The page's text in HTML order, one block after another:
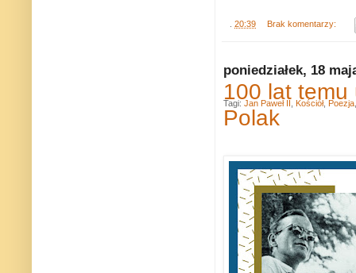
20:39 Brak komentarzy:
poniedziałek, 18
100 lat temu
Polak
Tagi: Jan Paweł II Kościół, Poezja